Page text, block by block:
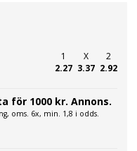
1
2.27
X
3.37
2
2.92
för 1000 kr. Annons.
oms. 6x, min. 1,8 i odds.